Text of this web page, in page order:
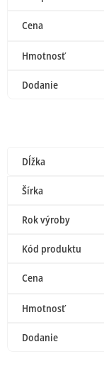
Cena
Hmotnosť
Dodanie
Dĺžka
Šírka
Rok výroby
Kód produktu
Cena
Hmotnosť
Dodanie